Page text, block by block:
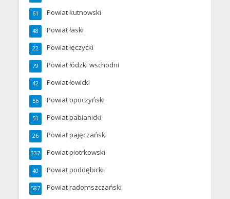
Powiat kutnowski
61
Powiat łaski
48
Powiat łęczycki
22
Powiat łódzki wschodni
79
Powiat łowicki
42
Powiat opoczyński
56
Powiat pabianicki
51
Powiat pajęczański
26
Powiat piotrkowski
337
Powiat poddębicki
40
Powiat radomszczański
587